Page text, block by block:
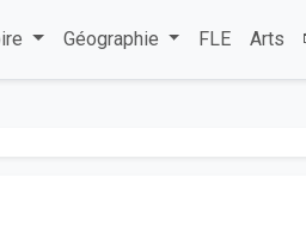
Géographie FLE Arts